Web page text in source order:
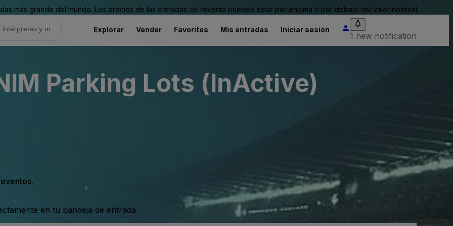
más grande del mundo. Los precios de las entradas de reventa pueden estar por encima o por debajo del valor nominal.
Explorar Vender Favoritos Mis entradas Iniciar sesión
1 new notification
Parking Lots (InActive)
en tu bandeja de entrada